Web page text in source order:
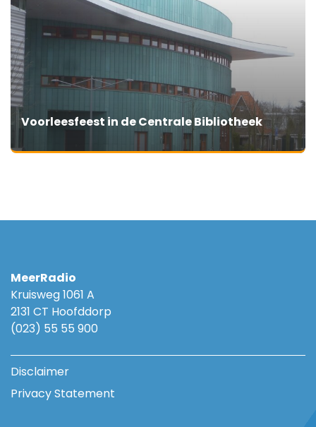
Voorleesfeest in de Centrale Bibliotheek
MeerRadio
Kruisweg 1061 A
2131 CT Hoofddorp
(023) 55 55 900
Disclaimer
Privacy Statement